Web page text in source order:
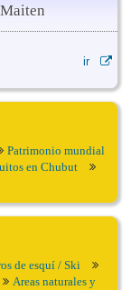
ir
Patrimonio mundial
en Chubut
de esquí / Ski
Areas naturales y